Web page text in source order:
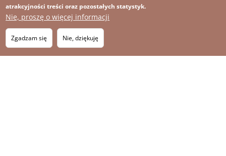
atrakcyjności treści oraz pozostałych statystyk.
Nie, proszę o więcej informacji
Zgadzam się Nie, dziękuję